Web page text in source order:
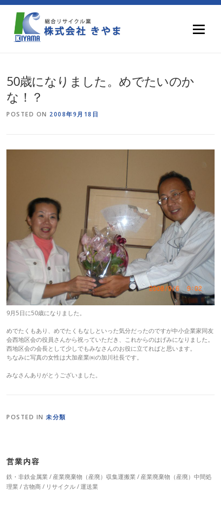
content
Menu
50歳になりました。めでたいのか
な！？
POSTED ON 2008年9月18日
9月5日に50歳になりました。
めでたくもあり、めでたくもなしといった気分だったのですが中小企業家同友
会西地区会の役員さんから祝っていただき、これからのはげみになりました。
西地区会の会長として少しでもみなさんのお役に立てればと思います。
ちなみに写真の女性は大加産業㈱の加川社長です。
みなさんありがとうございました。
POSTED IN未分類
営業内容
鉄・非鉄金属業 / 産業廃棄物（産廃）収集運搬業 / 産業廃棄物（産廃）中間処
理業 / 古物商 / リサイクル / 運送業